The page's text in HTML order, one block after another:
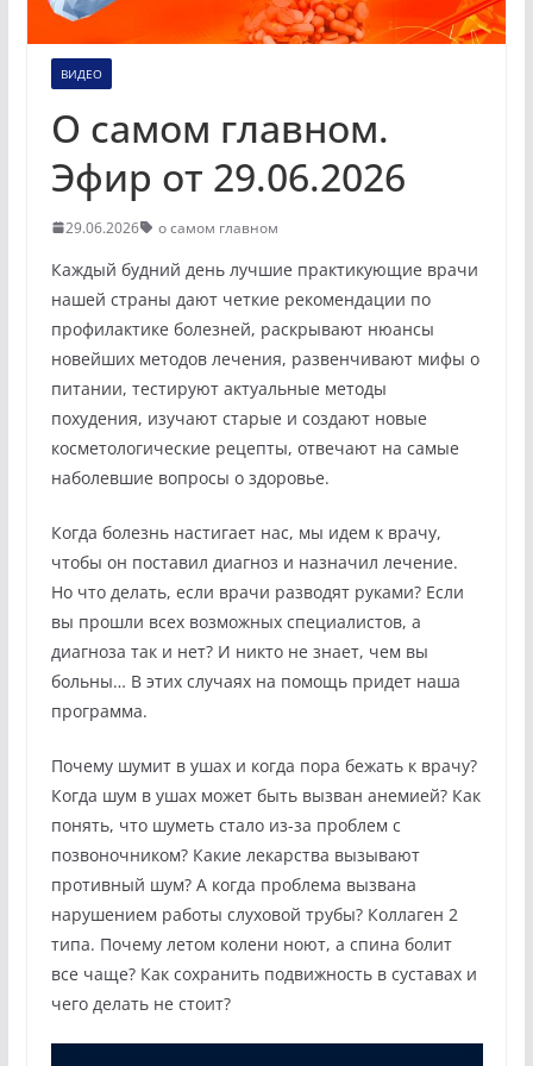
ВИДЕО
О самом главном.
Эфир от 29.06.2026
29.06.2026 о самом главном
Каждый будний день лучшие практикующие врачи
нашей страны дают четкие рекомендации по
профилактике болезней, раскрывают нюансы
новейших методов лечения, развенчивают мифы о
питании, тестируют актуальные методы
похудения, изучают старые и создают новые
косметологические рецепты, отвечают на самые
наболевшие вопросы о здоровье.
Когда болезнь настигает нас, мы идем к врачу,
чтобы он поставил диагноз и назначил лечение.
Но что делать, если врачи разводят руками? Если
вы прошли всех возможных специалистов, а
диагноза так и нет? И никто не знает, чем вы
больны… В этих случаях на помощь придет наша
программа.
Почему шумит в ушах и когда пора бежать к врачу?
Когда шум в ушах может быть вызван анемией? Как
понять, что шуметь стало из-за проблем с
позвоночником? Какие лекарства вызывают
противный шум? А когда проблема вызвана
нарушением работы слуховой трубы? Коллаген 2
типа. Почему летом колени ноют, а спина болит
все чаще? Как сохранить подвижность в суставах и
чего делать не стоит?